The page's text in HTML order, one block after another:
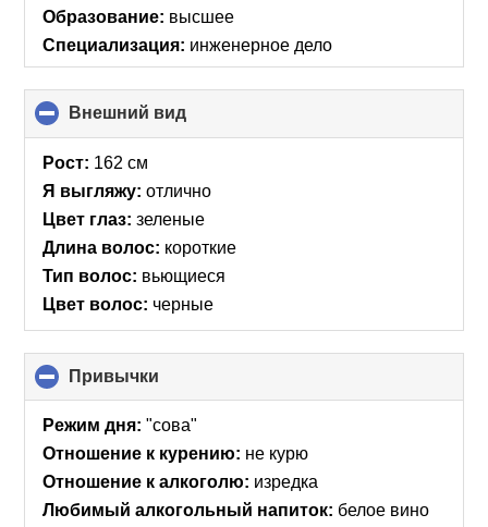
Образование: высшее
Специализация: инженерное дело
Внешний вид
to
Рост: 162 см
Я выгляжу: отлично
Цвет глаз: зеленые
Длина волос: короткие
Тип волос: вьющиеся
Цвет волос: черные
Привычки
to
collapse
Режим дня: "сова"
Отношение к курению: не курю
Отношение к алкоголю: изредка
Любимый алкогольный напиток: белое вино